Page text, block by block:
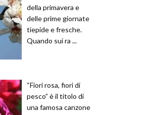
della primavera e
delle prime giornate
tiepide e fresche.
Quando sui ra ...
“Fiori rosa, fiori di
pesco” è il titolo di
una famosa canzone